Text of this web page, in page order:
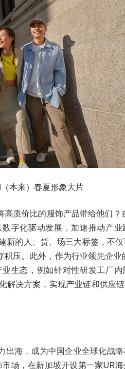
本来）春夏形象大片
质价比的服饰产品带给他们？
字化驱动发展，加速推动产业
新的人、货、场三大标签，不
压。此外，作为行业领先企业
生态，例如针对性研发工厂内
解决方案，实现产业链和供应
出海，成为中国企业全球化战
场，在新加坡开设第一家UR海